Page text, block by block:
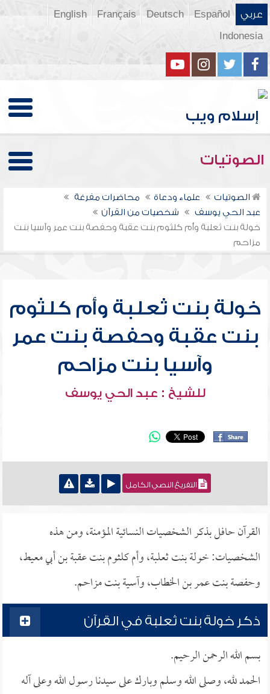
عربي Español
Deutsch
Français
English
Indonesia
الصوتيات
الصوتيات علماء ودعاة
محاضرات مفرغة
عبد الحي يوسف
شخصيات من القرآن
خولة بنت ثعلبة وأم كلثوم بنت عقبة وحفصة بنت عمر وآسيا بنت
مزاحم
خولة بنت ثعلبة وأم كلثوم
بنت عقبة وحفصة بنت عمر
وآسيا بنت مزاحم
للشيخ : عبد الحي يوسف
التفريغ النصي الكامل
القرآن حافل بذكر الشخصيات النسائية المؤمنة، ومن هذه
الشخصيات: خولة بنت ثعلبة، وأم كلثوم بنت عقبة بن أبي معيط،
وحفصة بنت عمر بن الخطاب، وآسية بنت مزاحم.
ذكر خولة بنت ثعلبة في القرآن
بسم الله الرحمن الرحيم.
الحمد لله، وصلى الله وسلم وبارك على سيدنا رسول الله وعلى آله